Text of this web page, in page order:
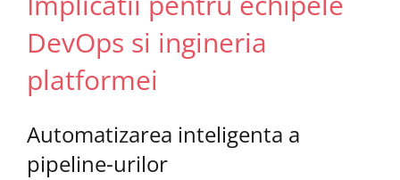
DevOps si ingineria
platformei
Automatizarea inteligenta a
pipeline-urilor